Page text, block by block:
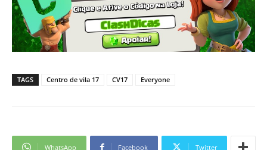
TAGS Centro de vila 17 CV17 Everyone
WhatsApp Facebook Twitter